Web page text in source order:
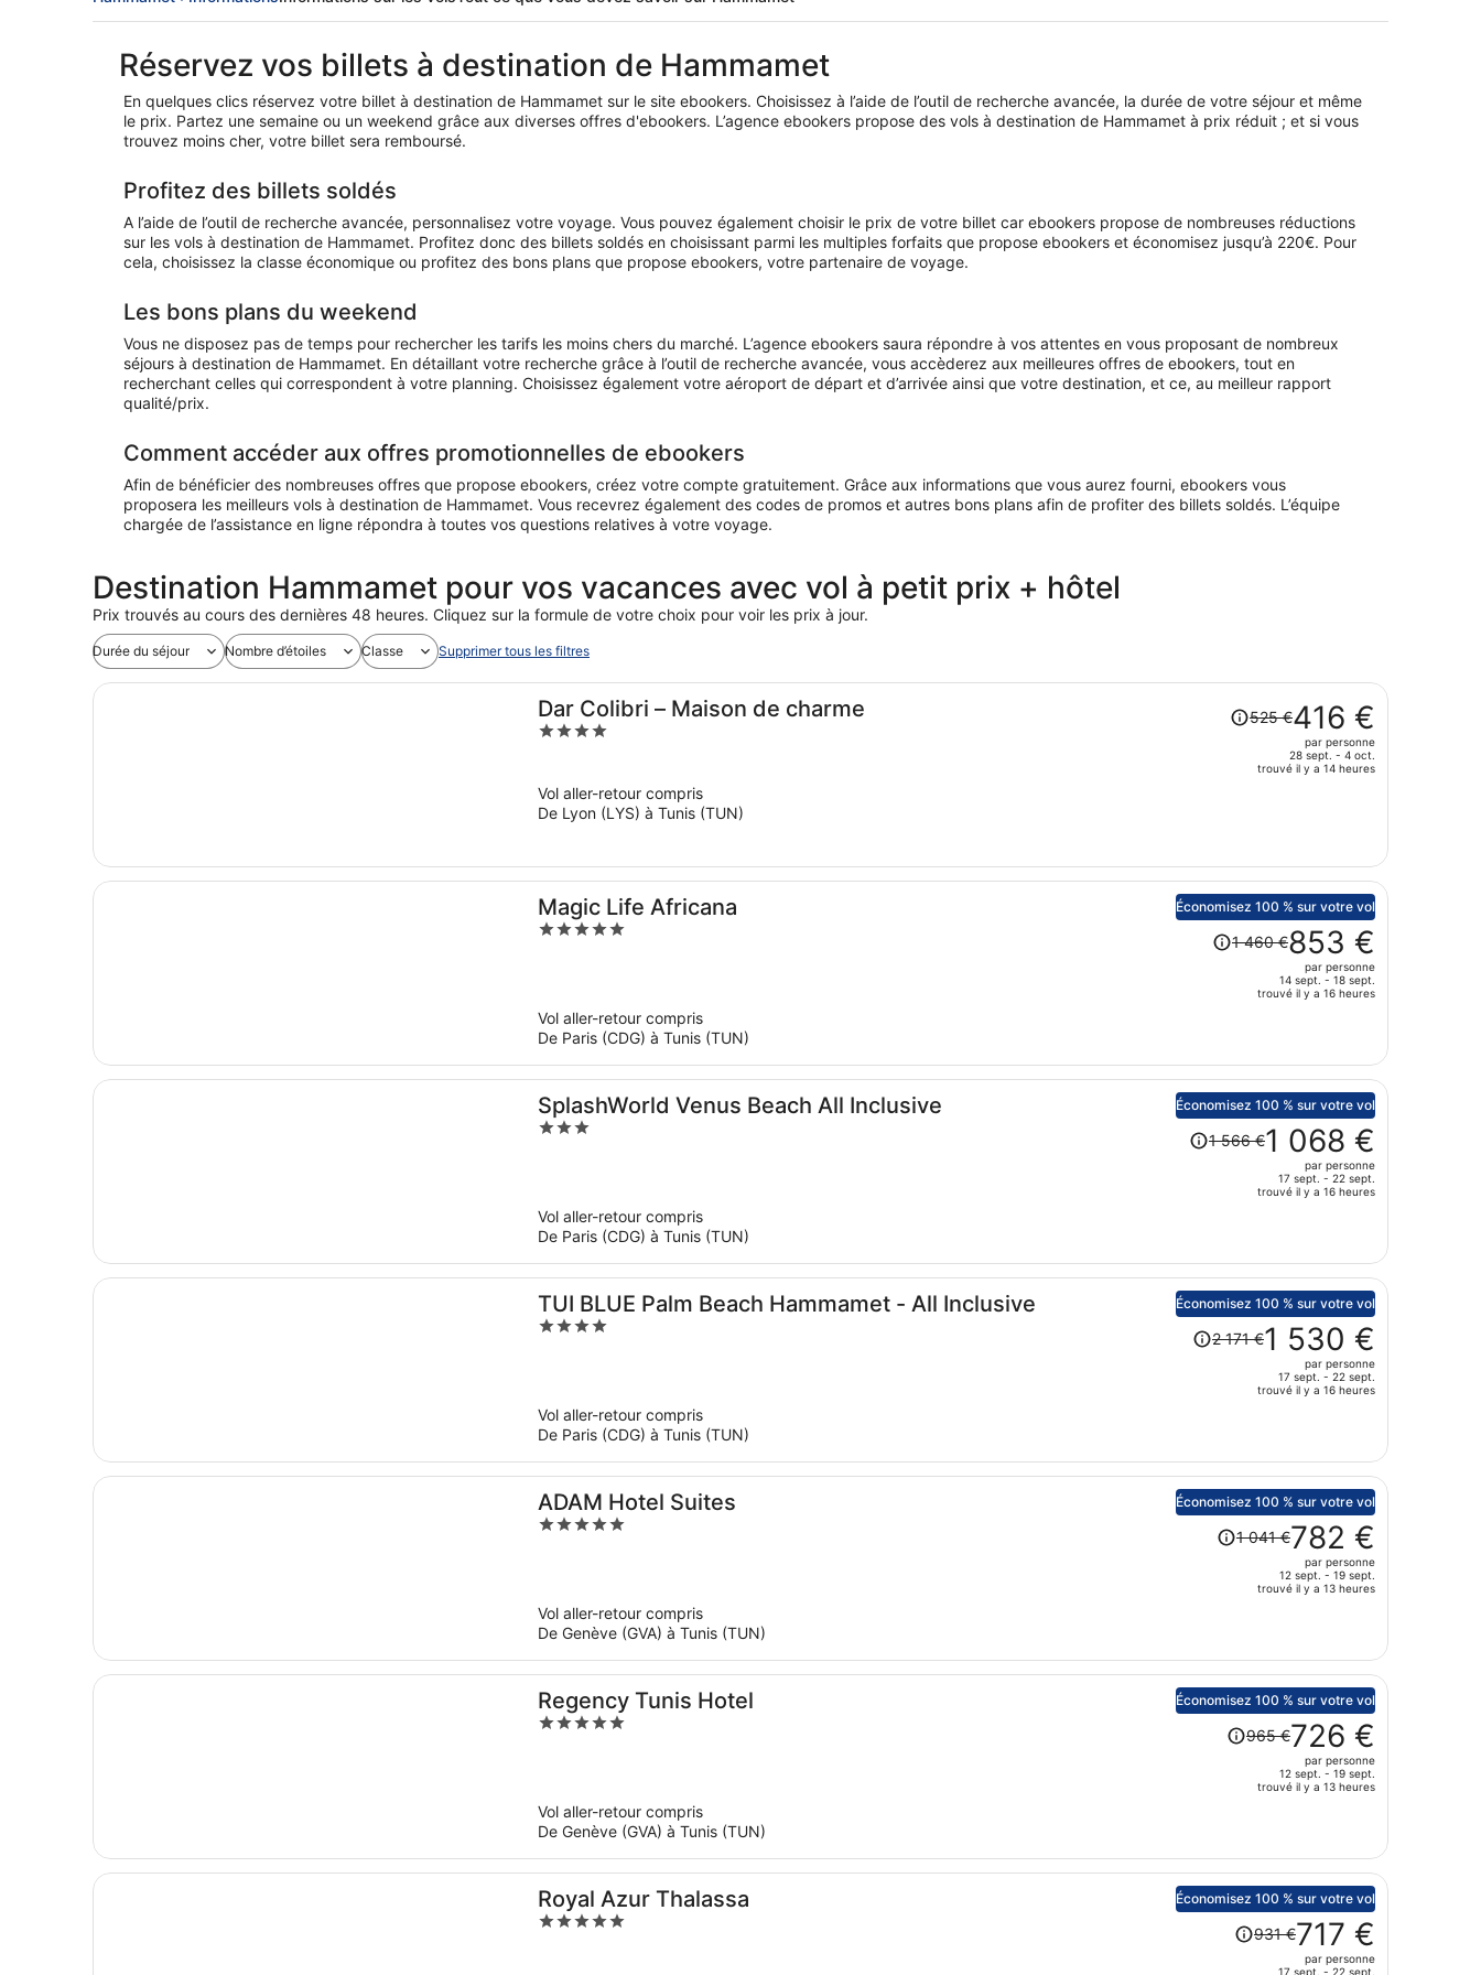
Réservez vos billets à destination de Hammamet
En quelques clics réservez votre billet à destination de Hammamet sur le site ebookers. Choisissez à l’aide de l’outil de recherche avancée, la durée de votre séjour et même
le prix. Partez une semaine ou un weekend grâce aux diverses offres d'ebookers. L’agence ebookers propose des vols à destination de Hammamet à prix réduit ; et si vous
trouvez moins cher, votre billet sera remboursé.
Profitez des billets soldés
A l’aide de l’outil de recherche avancée, personnalisez votre voyage. Vous pouvez également choisir le prix de votre billet car ebookers propose de nombreuses réductions
sur les vols à destination de Hammamet. Profitez donc des billets soldés en choisissant parmi les multiples forfaits que propose ebookers et économisez jusqu’à 220€. Pour
cela, choisissez la classe économique ou profitez des bons plans que propose ebookers, votre partenaire de voyage.
Les bons plans du weekend
Vous ne disposez pas de temps pour rechercher les tarifs les moins chers du marché. L’agence ebookers saura répondre à vos attentes en vous proposant de nombreux
séjours à destination de Hammamet. En détaillant votre recherche grâce à l’outil de recherche avancée, vous accèderez aux meilleures offres de ebookers, tout en
recherchant celles qui correspondent à votre planning. Choisissez également votre aéroport de départ et d’arrivée ainsi que votre destination, et ce, au meilleur rapport
qualité/prix.
Comment accéder aux offres promotionnelles de ebookers
Afin de bénéficier des nombreuses offres que propose ebookers, créez votre compte gratuitement. Grâce aux informations que vous aurez fourni, ebookers vous
proposera les meilleurs vols à destination de Hammamet. Vous recevrez également des codes de promos et autres bons plans afin de profiter des billets soldés. L’équipe
chargée de l’assistance en ligne répondra à toutes vos questions relatives à votre voyage.
Destination Hammamet pour vos vacances avec vol à petit prix + hôtel
Prix trouvés au cours des dernières 48 heures. Cliquez sur la formule de votre choix pour voir les prix à jour.
Durée du séjour Nombre d’étoiles Classe Supprimer tous les filtres
Dar Colibri – Maison de charme
4
5
Le
prix
maintenant
de
416 €
par
personne.
525 €416 €
par personne
28 sept. - 4 oct.
trouvé il y a 14 heures
Vol aller-retour compris
De Lyon (LYS) à Tunis (TUN)
Magic Life Africana
5
Économisez 100 % sur votre vol
Le
prix
Le
prix
est
maintenant
de
1 460 €853 €
par personne
14 sept. - 18 sept.
trouvé il y a 16 heures
Vol aller-retour compris
De Paris (CDG) à Tunis (TUN)
SplashWorld Venus Beach All Inclusive
3
Économisez 100 % sur votre vol
Le
prix
Le
prix
est
maintenant
de
1 566 €1 068 €
par personne
17 sept. - 22 sept.
trouvé il y a 16 heures
Vol aller-retour compris
De Paris (CDG) à Tunis (TUN)
TUI BLUE Palm Beach Hammamet - All Inclusive
4
Économisez 100 % sur votre vol
Le
prix
Le
prix
est
maintenant
2 171 €1 530 €
par personne
17 sept. - 22 sept.
trouvé il y a 16 heures
Vol aller-retour compris
De Paris (CDG) à Tunis (TUN)
ADAM Hotel Suites
5
Économisez 100 % sur votre vol
Le
prix
Le
prix
est
maintenant
de
1 041 €782 €
par personne
12 sept. - 19 sept.
trouvé il y a 13 heures
Vol aller-retour compris
De Genève (GVA) à Tunis (TUN)
Regency Tunis Hotel
5
Économisez 100 % sur votre vol
Le
prix
prix
est
maintenant
de
726 €
965 €726 €
par personne
12 sept. - 19 sept.
trouvé il y a 13 heures
Vol aller-retour compris
De Genève (GVA) à Tunis (TUN)
Royal Azur Thalassa
5
Économisez 100 % sur votre vol
Le
prix931 €717 €
par personne
17 sept. - 22 sept.